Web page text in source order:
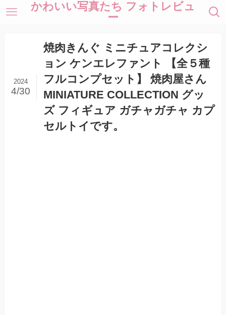
かわいい写真たち フォトレビュ
ー
焼肉きんぐ ミニチュアコレクシ
ョン ケンエレファント 【全５種
フルコンプセット】 焼肉屋さん
MINIATURE COLLECTION グッ
ズ フィギュア ガチャガチャ カプ
セルトイです。
2024
4/30